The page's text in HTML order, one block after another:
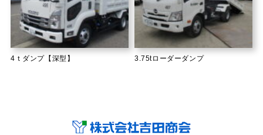
4ｔダンプ【深型】 3.75tローダーダンプ